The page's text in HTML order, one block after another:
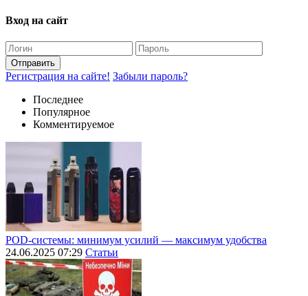
Вход на сайт
Отправить
Регистрация на сайте! Забыли пароль?
Последнее
Популярное
Комментируемое
POD-системы: минимум усилий — максимум удобства
24.06.2025 07:29 Статьи